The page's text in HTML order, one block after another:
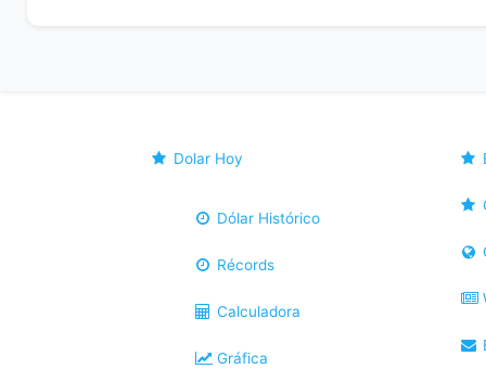
Dolar Hoy
Dólar Histórico
Récords
Calculadora
Gráfica